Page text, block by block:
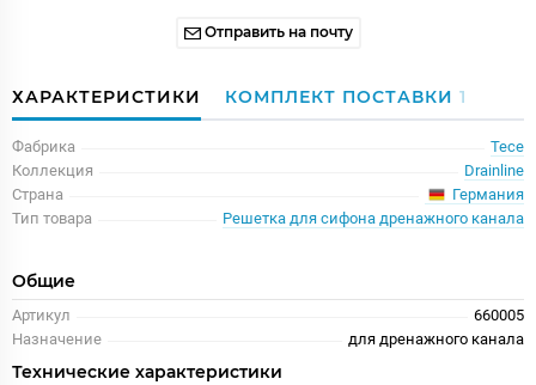
Отправить на почту
ХАРАКТЕРИСТИКИ КОМПЛЕКТ ПОСТАВКИ 1
Фабрика
Tece
Коллекция
Drainline
Страна
Германия
Тип товара
Решетка для сифона дренажного канала
Общие
Артикул
660005
Назначение
для дренажного канала
Технические характеристики